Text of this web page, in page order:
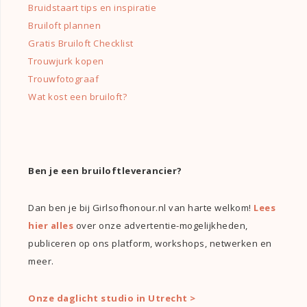
Bruidstaart tips en inspiratie
Bruiloft plannen
Gratis Bruiloft Checklist
Trouwjurk kopen
Trouwfotograaf
Wat kost een bruiloft?
Ben je een bruiloftleverancier?
Dan ben je bij Girlsofhonour.nl van harte welkom! Lees
hier alles over onze advertentie-mogelijkheden,
publiceren op ons platform, workshops, netwerken en
meer.
Onze daglicht studio in Utrecht >